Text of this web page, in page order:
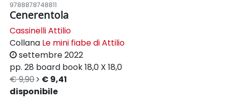
9788878748811
Cenerentola
Cassinelli Attilio
Collana Le mini fiabe di Attilio
settembre 2022
pp. 28 board book18,0 X 18,0
€ 9,90
€ 9,41
disponibile